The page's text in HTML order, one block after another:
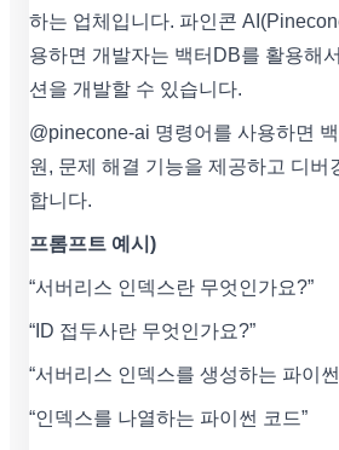
하는 업체입니다. 파인콘
용하면 개발자는 백터DB를 활용해
션을 개발할 수 있습니다.
@pinecone-ai 명령어를 사용하면
원, 문제 해결 기능을 제공하고 디버
합니다.
프롬프트 예시)
“서버리스 인덱스란 무엇인가요?”
“ID 접두사란 무엇인가요?”
“서버리스 인덱스를 생성하는 파이
“인덱스를 나열하는 파이썬 코드”